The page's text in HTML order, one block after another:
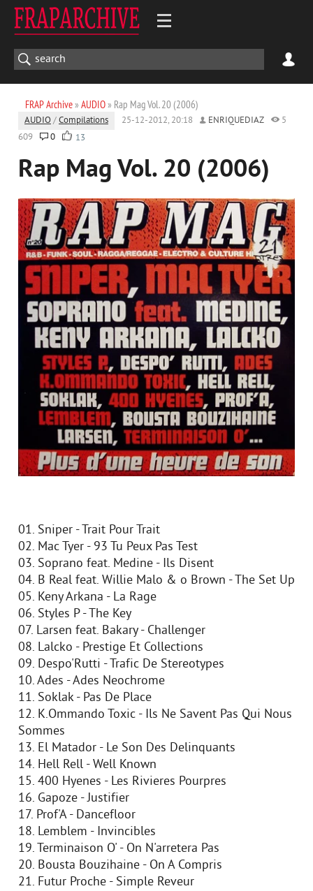
FRAP Archive» AUDIO» Rap Mag Vol. 20 (2006)
AUDIO /Compilations 25-12-2012, 20:18 ENRIQUEDIAZ
5
609
0 13
Rap Mag Vol. 20 (2006)
01. Sniper - Trait Pour Trait
02. Mac Tyer - 93 Tu Peux Pas Test
03. Soprano feat. Medine - Ils Disent
04. B Real feat. Willie Malo & o Brown - The Set Up
05. Keny Arkana - La Rage
06. Styles P - The Key
07. Larsen feat. Bakary - Challenger
08. Lalcko - Prestige Et Collections
09. Despo'Rutti - Trafic De Stereotypes
10. Ades - Ades Neochrome
11. Soklak - Pas De Place
12. K.Ommando Toxic - Ils Ne Savent Pas Qui Nous
Sommes
13. El Matador - Le Son Des Delinquants
14. Hell Rell - Well Known
15. 400 Hyenes - Les Rivieres Pourpres
16. Gapoze - Justifier
17. Prof'A - Dancefloor
18. Lemblem - Invincibles
19. Terminaison O' - On N'arretera Pas
20. Bousta Bouzihaine - On A Compris
21. Futur Proche - Simple Reveur